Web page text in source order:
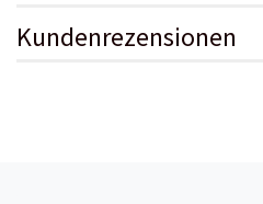
Kundenrezensionen